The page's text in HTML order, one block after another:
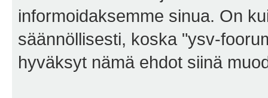
informoidaksemme sinua. On
säännöllisesti, koska "ysv-
hyväksyt nämä ehdot siinä